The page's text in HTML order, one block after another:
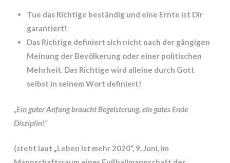
Tue das Richtige beständig und eine Ernte ist Dir
garantiert!
Das Richtige definiert sich nicht nach der gängigen
Meinung der Bevölkerung oder einer politischen
Mehrheit. Das Richtige wird alleine durch Gott
selbst in seinem Wort definiert!
„Ein guter Anfang braucht Begeisterung, ein gutes Ende
Disziplin!“
(steht laut „Leben ist mehr 2020“, 9. Juni, im